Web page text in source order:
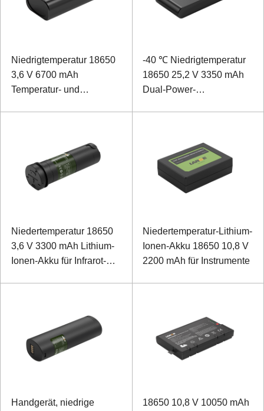
Niedrigtemperatur 18650
3,6 V 6700 mAh
Temperatur- und
-40 ℃ Niedrigtemperatur
18650 25,2 V 3350 mAh
Dual-Power-
Niedertemperatur 18650
3,6 V 3300 mAh Lithium-
Ionen-Akku für Infrarot-
Niedertemperatur-Lithium-
Ionen-Akku 18650 10,8 V
2200 mAh für Instrumente
Handgerät, niedrige
18650 10,8 V 10050 mAh